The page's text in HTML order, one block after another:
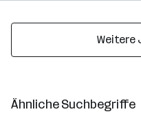
Weitere
Ähnliche Suchbegriffe